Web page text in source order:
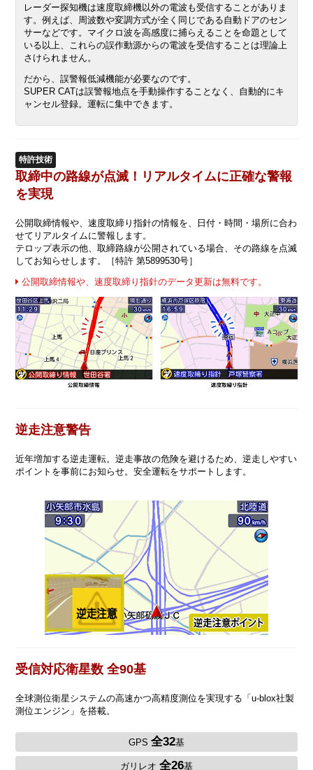
レーダー探知機は速度取締機以外の電波も受信することがありま
す。例えば、周波数や変調方式が全く同じである自動ドアのセン
サーなどです。マイクロ波を高感度に捕らえることを命題として
いる以上、これらの誤作動源からの電波を受信することは理論上
さけられません。
だから、誤警報低減機能が必要なのです。
SUPER CATは誤警報地点を手動操作することなく、自動的にキ
ャンセル登録。運転に集中できます。
特許技術
取締中の路線が点滅！リアルタイムに正確な警報
を実現
公開取締情報や、速度取締り指針の情報を、日付・時間・場所に合わ
せてリアルタイムに警報します。
テロップ表示の他、取締路線が公開されている場合、その路線を点滅
してお知らせします。［特許 第5899530号］
公開取締情報や、速度取締り指針のデータ更新は無料です。
逆走注意警告
近年増加する逆走運転。逆走事故の危険を避けるため、逆走しやすい
ポイントを事前にお知らせ。安全運転をサポートします。
受信対応衛星数 全90基
全球測位衛星システムの高速かつ高精度測位を実現する「u-blox社製
測位エンジン」を搭載。
GPS 全32基
ガリレオ 全26基